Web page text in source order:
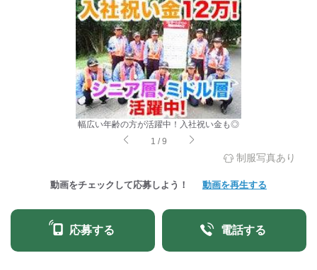
幅広い年齢の方が活躍中！入社祝い金も◎
1 /9
制服写真あり
動画をチェックして応募しよう！ 動画を再生する
応募する 電話する